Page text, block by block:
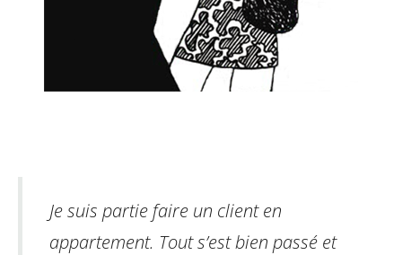
Je suis partie faire un client en
appartement. Tout s’est bien passé et